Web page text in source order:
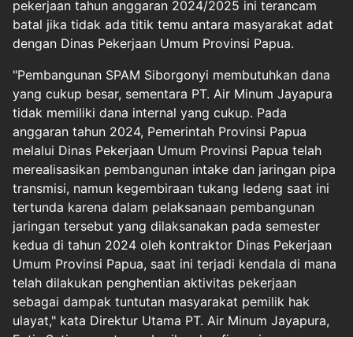
pekerjaan tahun anggaran 2024/2025 ini terancam
batal jika tidak ada titik temu antara masyarakat adat
dengan Dinas Pekerjaan Umum Provinsi Papua.
"Pembangunan SPAM Siborgonyi membutuhkan dana
yang cukup besar, sementara PT. Air Minum Jayapura
tidak memiliki dana internal yang cukup. Pada
anggaran tahun 2024, Pemerintah Provinsi Papua
melalui Dinas Pekerjaan Umum Provinsi Papua telah
merealisasikan pembangunan intake dan jaringan pipa
transmisi, namun kegembiraan tukang ledeng saat ini
tertunda karena dalam pelaksanaan pembangunan
jaringan tersebut yang dilaksanakan pada semester
kedua di tahun 2024 oleh kontraktor Dinas Pekerjaan
Umum Provinsi Papua, saat ini terjadi kendala di mana
telah dilakukan penghentian aktivitas pekerjaan
sebagai dampak tuntutan masyarakat pemilik hak
ulayat," kata Direktur Utama PT. Air Minum Jayapura,